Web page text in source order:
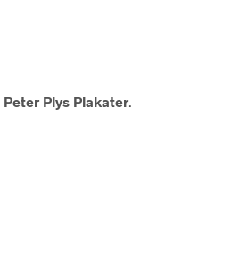
Peter Plys Plakater